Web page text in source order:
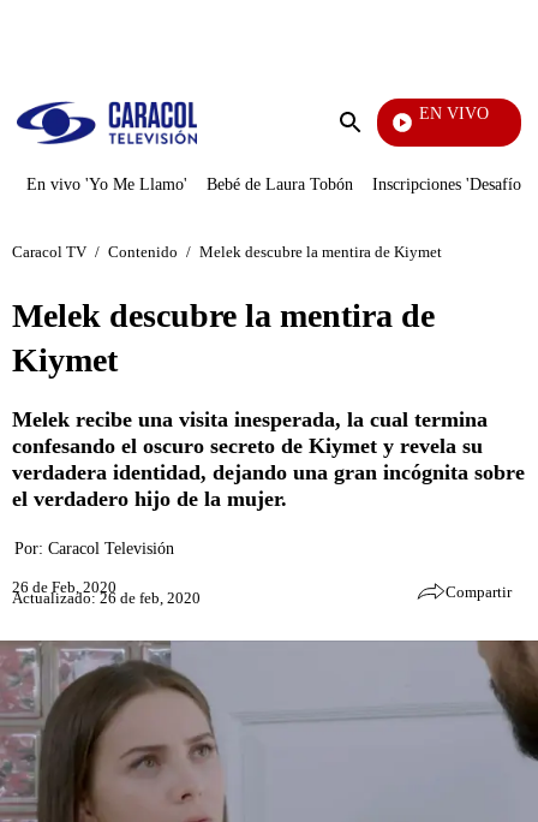
Enviar
EN VIVO
Televentas
En vivo 'Yo Me Llamo' Bebé de Laura Tobón Inscripciones 'Desafío'
Caracol TV / Contenido / Melek descubre la mentira de Kiymet
Melek descubre la mentira de
Kiymet
Melek recibe una visita inesperada, la cual termina
confesando el oscuro secreto de Kiymet y revela su
verdadera identidad, dejando una gran incógnita sobre
el verdadero hijo de la mujer.
Por: Caracol Televisión
26 de Feb, 2020
Actualizado: 26 de feb, 2020 Compartir